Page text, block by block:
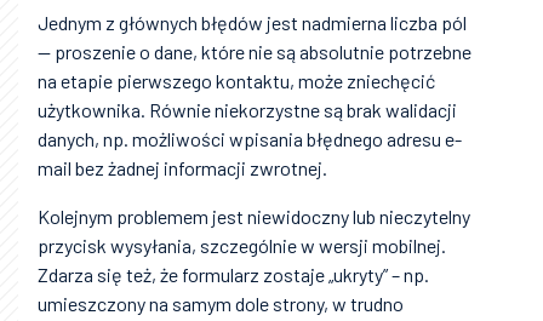
Jednym z głównych błędów jest nadmierna liczba pól
— proszenie o dane, które nie są absolutnie potrzebne
na etapie pierwszego kontaktu, może zniechęcić
użytkownika. Równie niekorzystne są brak walidacji
danych, np. możliwości wpisania błędnego adresu e-
mail bez żadnej informacji zwrotnej.
Kolejnym problemem jest niewidoczny lub nieczytelny
przycisk wysyłania, szczególnie w wersji mobilnej.
Zdarza się też, że formularz zostaje „ukryty” – np.
umieszczony na samym dole strony, w trudno